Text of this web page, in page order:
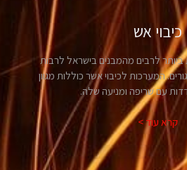
כיבוי אש
ביותר לרבים מהמבנים בישראל לרבות
המערכות לכיבוי אשר כוללות מגוון
עם שריפה ומניעה שלה.
קרא עוד >